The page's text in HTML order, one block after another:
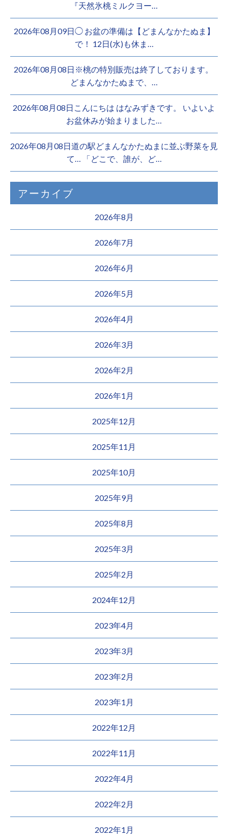
『天然氷桃ミルクヨー…
2026年08月09日◯ お盆の準備は【どまんなかたぬま】
で！ 12日(水)も休ま…
2026年08月08日※桃の特別販売は終了しております。 ️
どまんなかたぬまで、…
2026年08月08日こんにちは はなみずきです。 いよいよ
お盆休みが始まりました…
2026年08月08日道の駅どまんなかたぬまに並ぶ野菜を見
て… 「どこで、誰が、ど…
アーカイブ
2026年8月
2026年7月
2026年6月
2026年5月
2026年4月
2026年3月
2026年2月
2026年1月
2025年12月
2025年11月
2025年10月
2025年9月
2025年8月
2025年3月
2025年2月
2024年12月
2023年4月
2023年3月
2023年2月
2023年1月
2022年12月
2022年11月
2022年4月
2022年2月
2022年1月